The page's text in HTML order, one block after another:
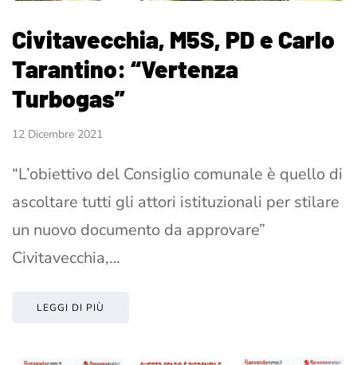
Civitavecchia, M5S, PD e Carlo
Tarantino: “Vertenza
Turbogas”
12 Dicembre 2021
“L’obiettivo del Consiglio comunale è quello di
ascoltare tutti gli attori istituzionali per stilare
un nuovo documento da approvare”
Civitavecchia,…
LEGGI DI PIÙ